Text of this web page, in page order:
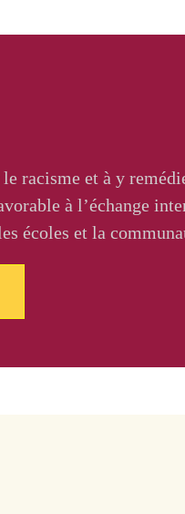
racisme et à y
à l’échange
écoles et la